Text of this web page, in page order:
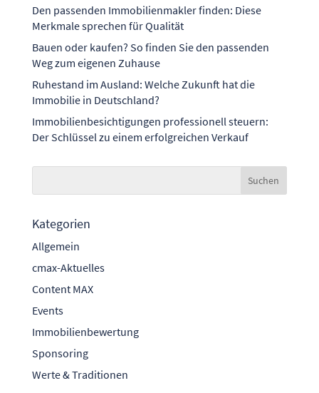
Den passenden Immobilienmakler finden: Diese
Merkmale sprechen für Qualität
Bauen oder kaufen? So finden Sie den passenden
Weg zum eigenen Zuhause
Ruhestand im Ausland: Welche Zukunft hat die
Immobilie in Deutschland?
Immobilienbesichtigungen professionell steuern:
Der Schlüssel zu einem erfolgreichen Verkauf
Kategorien
Allgemein
cmax-Aktuelles
Content MAX
Events
Immobilienbewertung
Sponsoring
Werte & Traditionen